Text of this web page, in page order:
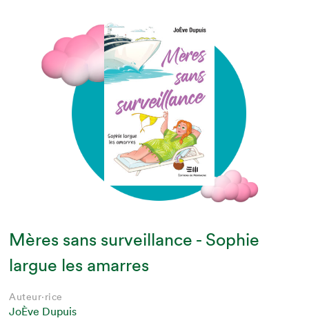
Mères sans surveillance - Sophie
largue les amarres
Auteur·rice
JoÈve Dupuis